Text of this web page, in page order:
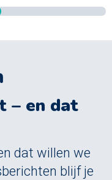
– en dat
dat willen we
blijf je